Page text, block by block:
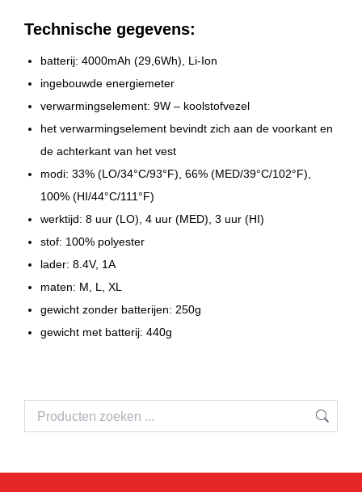
Technische gegevens:
batterij: 4000mAh (29,6Wh), Li-Ion
ingebouwde energiemeter
verwarmingselement: 9W – koolstofvezel
het verwarmingselement bevindt zich aan de voorkant en
de achterkant van het vest
modi: 33% (LO/34°C/93°F), 66% (MED/39°C/102°F),
100% (HI/44°C/111°F)
werktijd: 8 uur (LO), 4 uur (MED), 3 uur (HI)
stof: 100% polyester
lader: 8.4V, 1A
maten: M, L, XL
gewicht zonder batterijen: 250g
gewicht met batterij: 440g